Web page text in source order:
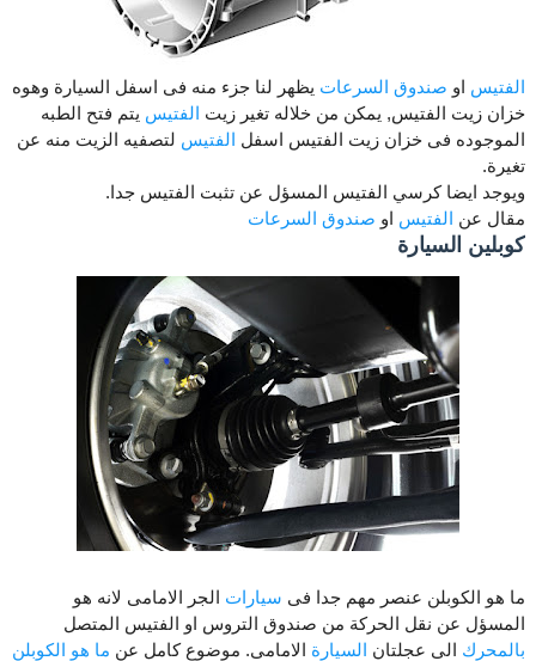
الفتيس او صندوق السرعات يظهر لنا جزء منه فى اسفل السيارة وهوه
خزان زيت الفتيس, يمكن من خلاله تغير زيت الفتيس يتم فتح الطبه
الموجوده فى خزان زيت الفتيس اسفل الفتيس لتصفيه الزيت منه عن
تغيرة.
ويوجد ايضا كرسي الفتيس المسؤل عن تثبت الفتيس جدا.
مقال عن الفتيس او صندوق السرعات
كوبلين السيارة
ما هو الكوبلن عنصر مهم جدا فى سيارات الجر الامامى لانه هو
المسؤل عن نقل الحركة من صندوق التروس او الفتيس المتصل
بالمحرك الى عجلتان السيارة الامامى. موضوع كامل عن ما هو الكوبلن